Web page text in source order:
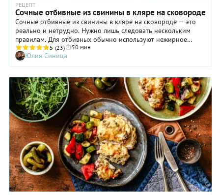
РЕЦЕПТ
Сочные отбивные из свинины в кляре на сковороде
Сочные отбивные из свинины в кляре на сковороде — это
реально и нетрудно. Нужно лишь следовать нескольким
правилам. Для отбивных обычно используют нежирное
мясо — корейку без кости, то есть карбонад. Оно довольно
постное и при неправильной обработке может получиться
сухим. Чтобы этого не произошло и весь сок остался внутри,
обжарка должна быть быстрой. Соответственно, отбивные
не должны быть толстыми. Полтора сантиметра — это уже
много. Прибавьте сюда кляр — и результат может быть
таким, что панировка начнет подгорать, а внутри мясо не
прожарится. Если вы покупаете уже готовые отбивные —
карбонад в нарезке, то обратите внимание на толщину
кусочков. По нашему рецепту вы сможете обработать
ломтики карбонада так, что все получится идеально. Не
делайте кляр слишком густым и плотным и обжаривайте
отбивные во фритюре. Хлебные крошки как завершающая
часть панировки подарит сочным отбивным хрустящую
корочку. Результат будет просто великолепным.
5 (23) 50 мин
Юлия Синица